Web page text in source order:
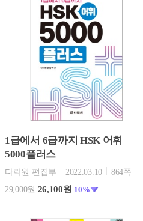
1급에서 6급까지 HSK 어휘
5000플러스
다락원 편집부 2022.03.10
864쪽
29,000원 26,100원 10%